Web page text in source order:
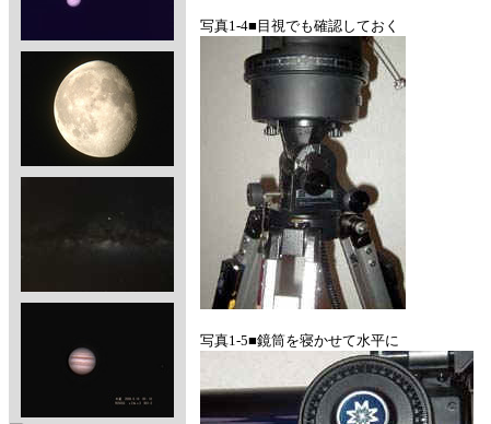
写真1-4■目視でも確認しておく
写真1-5■鏡筒を寝かせて水平に